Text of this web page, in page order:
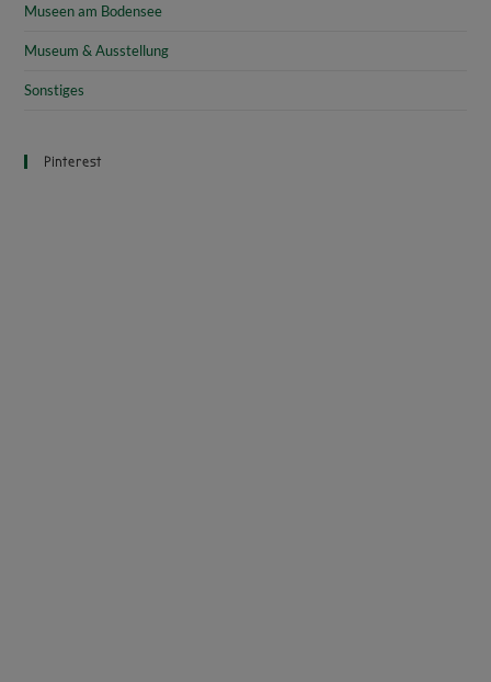
Museen am Bodensee
Museum & Ausstellung
Sonstiges
Pinterest